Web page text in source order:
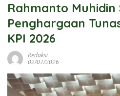
Rahmanto Muhidin
Penghargaan
KPI 2026
Redaksi
02/07/2026